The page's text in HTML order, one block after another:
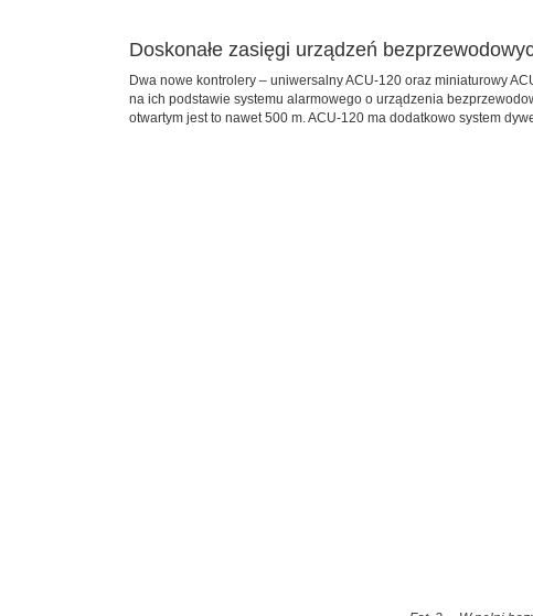
Doskonałe zasięgi urządzeń
Dwa nowe kontrolery – uniwersalny ACU-120 oraz miniaturowy
na ich podstawie systemu alarmowego o urządzenia
otwartym jest to nawet 500 m. ACU-120 ma dodatkowo system